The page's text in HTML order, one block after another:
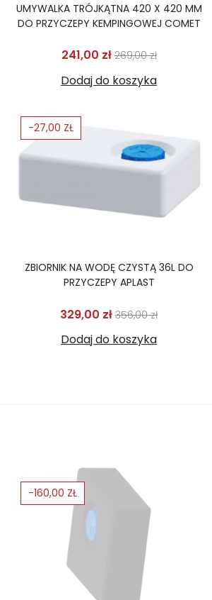
UMYWALKA TRÓJKĄTNA 420 X 420 MM
DO PRZYCZEPY KEMPINGOWEJ COMET
241,00 złCena podstawowa
269,00 złCena
Dodaj do koszyka
ZBIORNIK NA WODĘ CZYSTĄ 36L DO
PRZYCZEPY APLAST
329,00 złCena podstawowa
356,00 złCena
Dodaj do koszyka
-27,00 ZŁ
-160,00 ZŁ